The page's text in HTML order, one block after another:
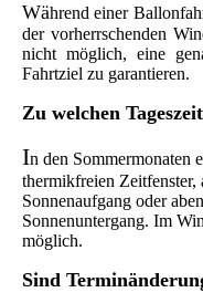
Während einer
der vorherrschenden
nicht möglich, eine
Fahrtziel zu garantieren.
Zu welchen
In den Sommermonaten
thermikfreien Zeitfenster,
Sonnenaufgang oder
Sonnenuntergang. Im
möglich.
Sind